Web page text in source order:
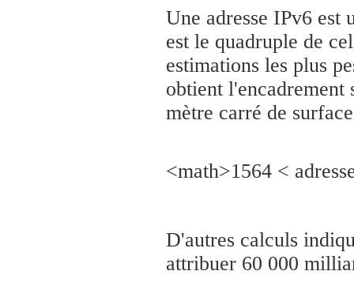
Une adresse IPv6 est
est le quadruple de
estimations les plus
obtient l'encadrement
mètre carré de
<math>1564 <
D'autres calculs
attribuer 60 000